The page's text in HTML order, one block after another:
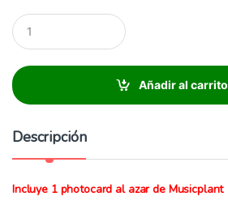
C
a
n
i
d
:
Añadir al carrito
Descripción
Incluye 1 photocard al azar de Musicplant